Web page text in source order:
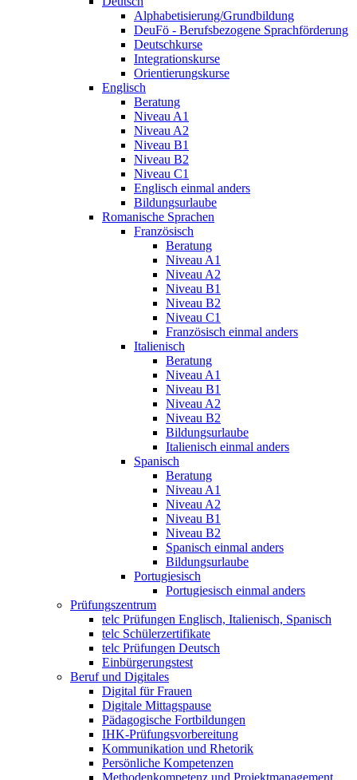
Alphabetisierung/Grundbildung
DeuFö - Berufsbezogene Sprachförderung
Deutschkurse
Integrationskurse
Orientierungskurse
Englisch
Beratung
Niveau A1
Niveau A2
Niveau B1
Niveau B2
Niveau C1
Englisch einmal anders
Bildungsurlaube
Romanische Sprachen
Französisch
Beratung
Niveau A1
Niveau A2
Niveau B1
Niveau B2
Niveau C1
Französisch einmal anders
Italienisch
Beratung
Niveau A1
Niveau B1
Niveau A2
Niveau B2
Bildungsurlaube
Italienisch einmal anders
Spanisch
Beratung
Niveau A1
Niveau A2
Niveau B1
Niveau B2
Spanisch einmal anders
Bildungsurlaube
Portugiesisch
Portugiesisch einmal anders
Prüfungszentrum
telc Prüfungen Englisch, Italienisch, Spanisch
telc Schülerzertifikate
telc Prüfungen Deutsch
Einbürgerungstest
Beruf und Digitales
Digital für Frauen
Digitale Mittagspause
Pädagogische Fortbildungen
IHK-Prüfungsvorbereitung
Kommunikation und Rhetorik
Persönliche Kompetenzen
Methodenkompetenz und Projektmanagement